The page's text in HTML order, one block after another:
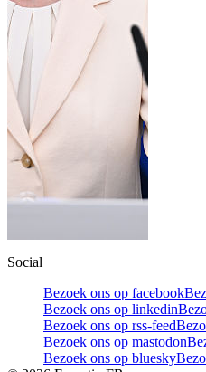
Social
Bezoek ons op facebook
Bezoek ons op linkedin
Bezoek ons op rss-feed
Bezoek ons op mastodon
Bezoek ons op bluesky